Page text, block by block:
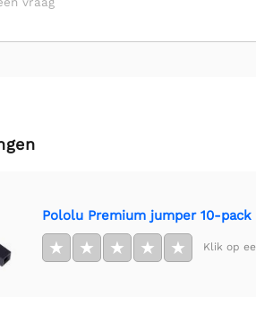
Pololu Premium jumper 10-pack
★ ★ ★ ★ ★ Klik op